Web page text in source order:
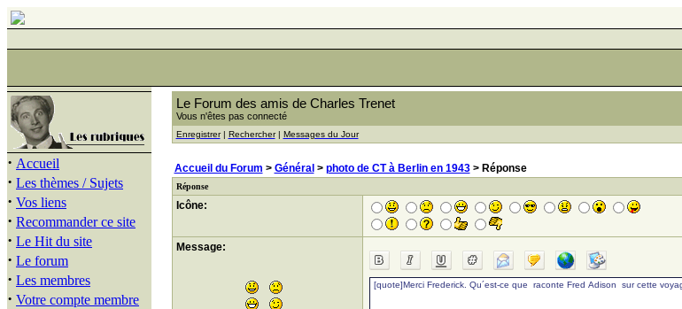
· Accueil
· Les thèmes / Sujets
· Vos liens
· Recommander ce site
· Le Hit du site
· Le forum
· Les membres
· Votre compte membre
Le Forum des amis de Charles Trenet
Vous n'êtes pas connecté
Enregistrer| Rechercher| Messages du Jour
Accueil du Forum > Général > photo de CT à Berlin en 1943> Réponse
Réponse
Icône:
Message: